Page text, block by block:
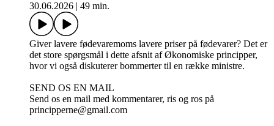
30.06.2026
49 min.
Giver lavere fødevaremoms lavere priser på fødevarer? Det er
det store spørgsmål i dette afsnit af Økonomiske principper,
hvor vi også diskuterer bommerter til en række ministre.
SEND OS EN MAIL
Send os en mail med kommentarer, ris og ros på
principperne@gmail.com